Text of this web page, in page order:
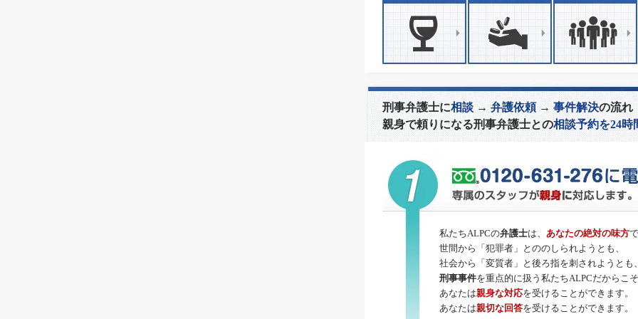
刑事弁護士に相談→弁護依頼→事件解決の流れ
親身で頼りになる刑事弁護士との相談予約を24時
私たちALPCの弁護士は、 あなたの絶対の味方
世間から「犯罪者」とののしられようとも、
社会から「変質者」と後ろ指を刺されようとも
刑事事件を重点的に扱う私たちALPCだからこ
あなたは親身な対応を受けることができます。
あなたは親切な回答を受けることができます。